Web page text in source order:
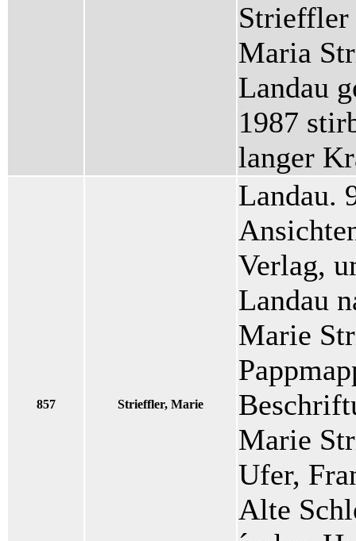
Strieffler
Maria
Landau
1987
langer
857 Strieffler, Marie
Landau.
Verlag,
Landau
Marie
Marie
Ufer,
Alte